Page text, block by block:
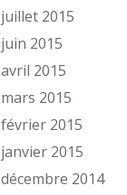
juillet 2015
juin 2015
avril 2015
mars 2015
février 2015
janvier 2015
décembre 2014